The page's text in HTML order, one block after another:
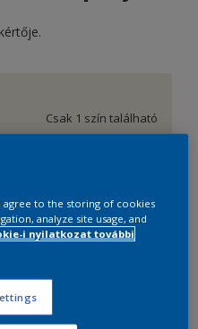
Csak 1 szín található
Kiszámít
agree to the storing of cookies
analyze site usage, and
i nyilatkozat további